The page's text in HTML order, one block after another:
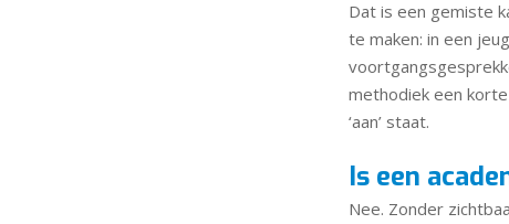
Dat is een gemiste
te maken: in een
methodiek een
‘aan’ staat.
Is een
Nee. Zonder